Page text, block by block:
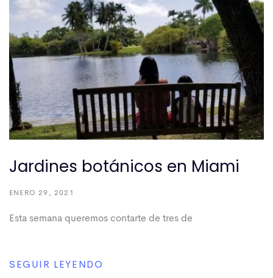
Jardines botánicos en Miami
ENERO 29, 2021
Esta semana queremos contarte de tres de
SEGUIR LEYENDO